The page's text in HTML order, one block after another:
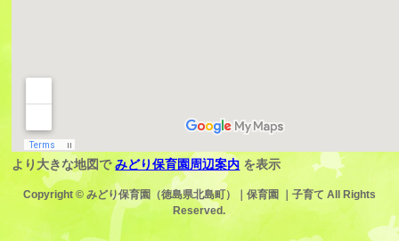
より大きな地図でみどり保育園周辺案内 を表示
Copyright © みどり保育園（徳島県北島町）｜保育園 ｜子育て All Rights
Reserved.